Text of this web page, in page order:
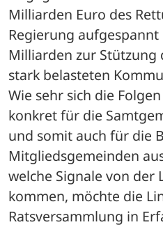
Milliarden Euro des
Regierung
Milliarden zur Stützung
stark belasteten
Wie sehr sich die
konkret für die
und somit auch für die
Mitgliedsgemeinden
welche Signale von der
kommen, möchte die
Ratsversammlung in